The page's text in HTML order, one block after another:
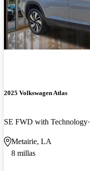
2025 Volkswagen Atlas
SE FWD with Technology
Metairie, LA
8 millas